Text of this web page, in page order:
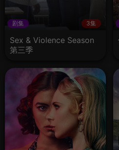
剧集 3集
Sex & Violence Season
第三季